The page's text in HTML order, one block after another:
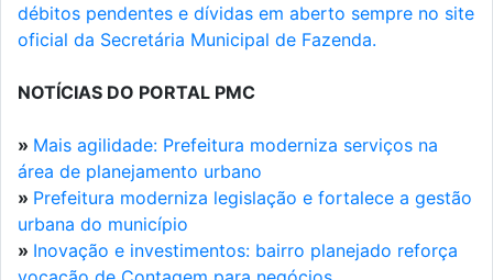
débitos pendentes e dívidas em aberto sempre no site
oficial da Secretária Municipal de Fazenda.
NOTÍCIAS DO PORTAL PMC
» Mais agilidade: Prefeitura moderniza serviços na
área de planejamento urbano
» Prefeitura moderniza legislação e fortalece a gestão
urbana do município
» Inovação e investimentos: bairro planejado reforça